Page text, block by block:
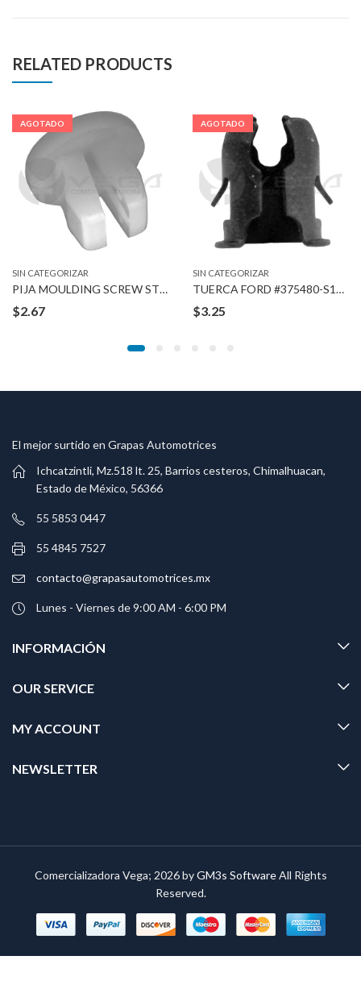
RELATED PRODUCTS
AGOTADO
SIN CATEGORIZAR
PIJA MOULDING SCREW STUDS
$2.67
AGOTADO
SIN CATEGORIZAR
TUERCA FORD #375480-S100 1/8″ STUD
$3.25
El mejor surtido en Grapas Automotrices
Ichcatzintli, Mz.518 lt. 25, Barrios cesteros, Chimalhuacan,
Estado de México, 56366
55 5853 0447
55 4845 7527
contacto@grapasautomotrices.mx
Lunes - Viernes de 9:00 AM - 6:00 PM
INFORMACIÓN
OUR SERVICE
MY ACCOUNT
NEWSLETTER
Comercializadora Vega; 2026 byGM3s SoftwareAll Rights
Reserved.